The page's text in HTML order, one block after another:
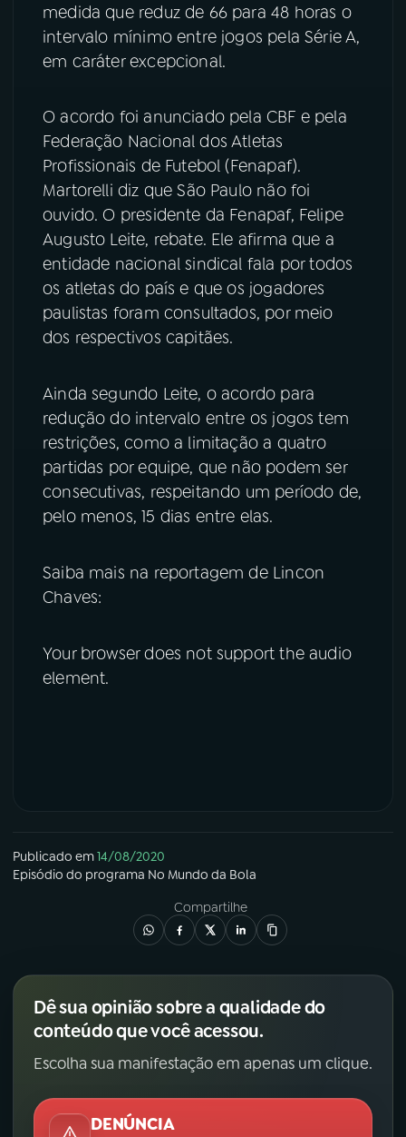
TikTok
medida que reduz de 66 para 48 horas o
intervalo mínimo entre jogos pela Série A,
em caráter excepcional.
O acordo foi anunciado pela CBF e pela
Federação Nacional dos Atletas
Profissionais de Futebol (Fenapaf).
Martorelli diz que São Paulo não foi
ouvido. O presidente da Fenapaf, Felipe
Augusto Leite, rebate. Ele afirma que a
entidade nacional sindical fala por todos
os atletas do país e que os jogadores
paulistas foram consultados, por meio
dos respectivos capitães.
Ainda segundo Leite, o acordo para
redução do intervalo entre os jogos tem
restrições, como a limitação a quatro
partidas por equipe, que não podem ser
consecutivas, respeitando um período de,
pelo menos, 15 dias entre elas.
Saiba mais na reportagem de Lincon
Chaves:
Your browser does not support the audio
element.
Publicado em14/08/2020
Episódio do programa No Mundo da Bola
Compartilhe
Dê sua opinião sobre a qualidade do
conteúdo que você acessou.
Escolha sua manifestação em apenas um clique.
DENÚNCIA